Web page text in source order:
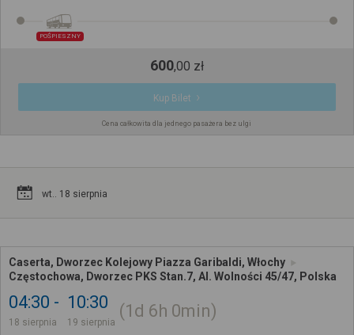
POŚPIESZNY
600,00 zł
Kup Bilet
Cena całkowita dla jednego pasażera bez ulgi
wt.. 18 sierpnia
Caserta, Dworzec Kolejowy Piazza Garibaldi, Włochy
Częstochowa, Dworzec PKS Stan.7, Al. Wolności 45/47, Polska
04:30
18 sierpnia
10:30
19 sierpnia
1d 6h 0min